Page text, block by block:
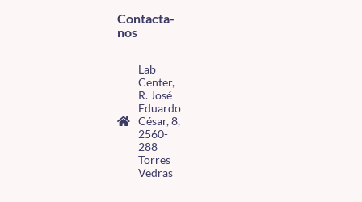
Contacta-
nos
Lab
Center,
R. José
Eduardo
César, 8,
2560-
288
Torres
Vedras